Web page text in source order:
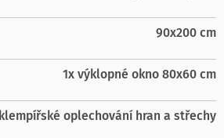
90x200 cm
1x výklopné okno 80x60 cm
klempířské oplechování hran a střechy